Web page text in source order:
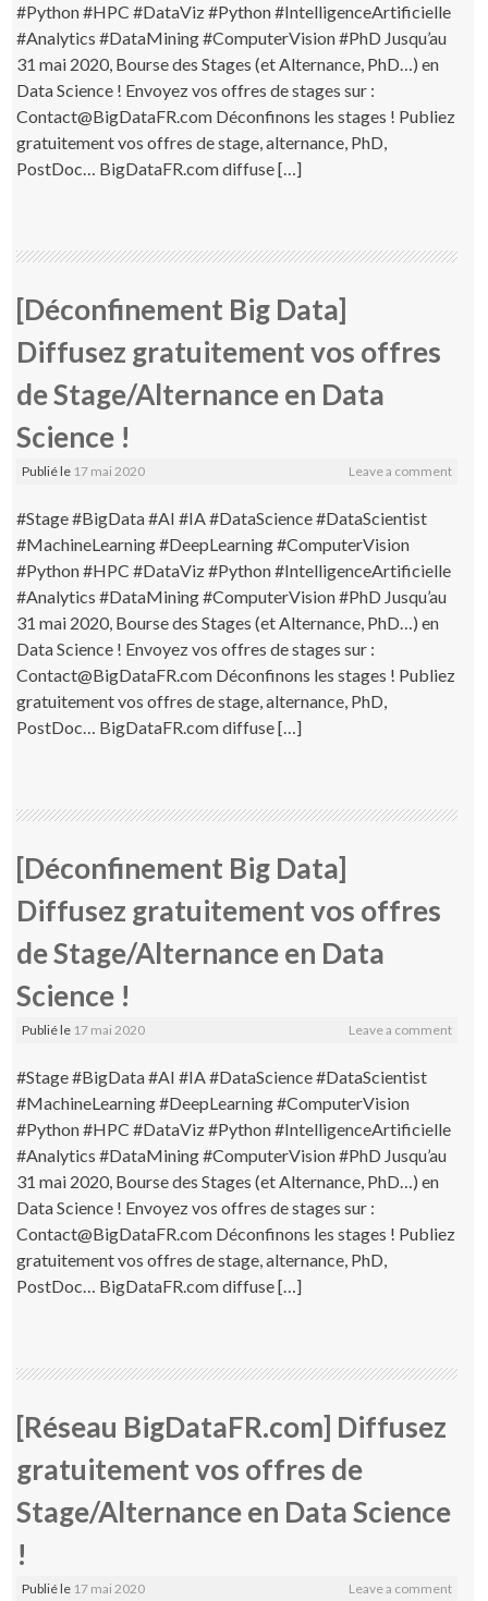
#Python #HPC #DataViz #Python #IntelligenceArtificielle
#Analytics #DataMining #ComputerVision #PhD Jusqu’au
31 mai 2020, Bourse des Stages (et Alternance, PhD…) en
Data Science ! Envoyez vos offres de stages sur :
Contact@BigDataFR.com Déconfinons les stages ! Publiez
gratuitement vos offres de stage, alternance, PhD,
PostDoc… BigDataFR.com diffuse […]
[Déconfinement Big Data]
Diffusez gratuitement vos offres
de Stage/Alternance en Data
Science !
Publié le 17 mai 2020 Leave a comment
#Stage #BigData #AI #IA #DataScience #DataScientist
#MachineLearning #DeepLearning #ComputerVision
#Python #HPC #DataViz #Python #IntelligenceArtificielle
#Analytics #DataMining #ComputerVision #PhD Jusqu’au
31 mai 2020, Bourse des Stages (et Alternance, PhD…) en
Data Science ! Envoyez vos offres de stages sur :
Contact@BigDataFR.com Déconfinons les stages ! Publiez
gratuitement vos offres de stage, alternance, PhD,
PostDoc… BigDataFR.com diffuse […]
[Déconfinement Big Data]
Diffusez gratuitement vos offres
de Stage/Alternance en Data
Science !
Publié le 17 mai 2020 Leave a comment
#Stage #BigData #AI #IA #DataScience #DataScientist
#MachineLearning #DeepLearning #ComputerVision
#Python #HPC #DataViz #Python #IntelligenceArtificielle
#Analytics #DataMining #ComputerVision #PhD Jusqu’au
31 mai 2020, Bourse des Stages (et Alternance, PhD…) en
Data Science ! Envoyez vos offres de stages sur :
Contact@BigDataFR.com Déconfinons les stages ! Publiez
gratuitement vos offres de stage, alternance, PhD,
PostDoc… BigDataFR.com diffuse […]
[Réseau BigDataFR.com] Diffusez
gratuitement vos offres de
Stage/Alternance en Data Science
!
Publié le 17 mai 2020 Leave a comment